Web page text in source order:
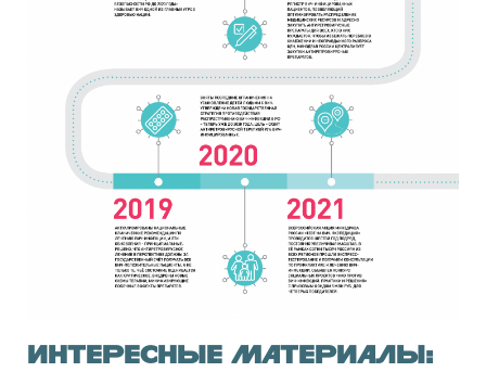
Интересные материалы: